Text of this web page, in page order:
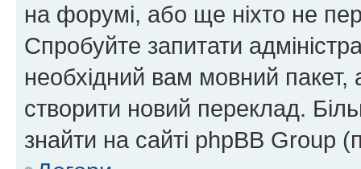
на форумі, або ще ніхто не
Спробуйте запитати
необхідний вам мовний
створити новий переклад.
знайти на сайті phpBB Group